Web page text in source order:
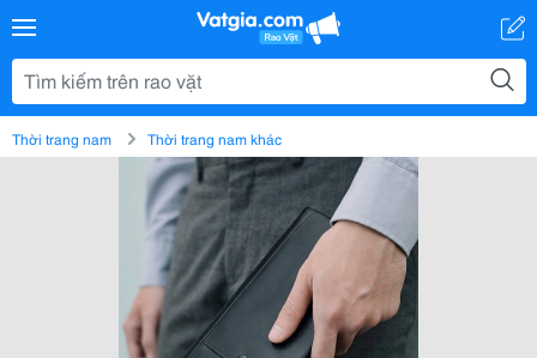
Thời trang nam Thời trang nam khác